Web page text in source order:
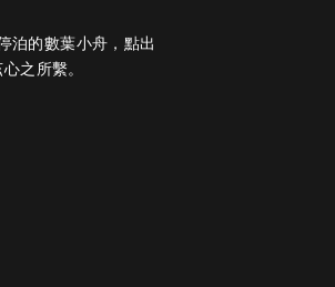
泊的數葉小舟，點出
之所繫。